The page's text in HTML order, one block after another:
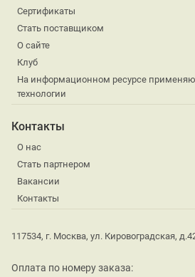
Сертификаты
Стать поставщиком
О сайте
Клуб
На информационном ресурсе
технологии
Контакты
О нас
Стать партнером
Вакансии
Контакты
117534, г. Москва, ул. Кировоградская,
Оплата по номеру заказа: